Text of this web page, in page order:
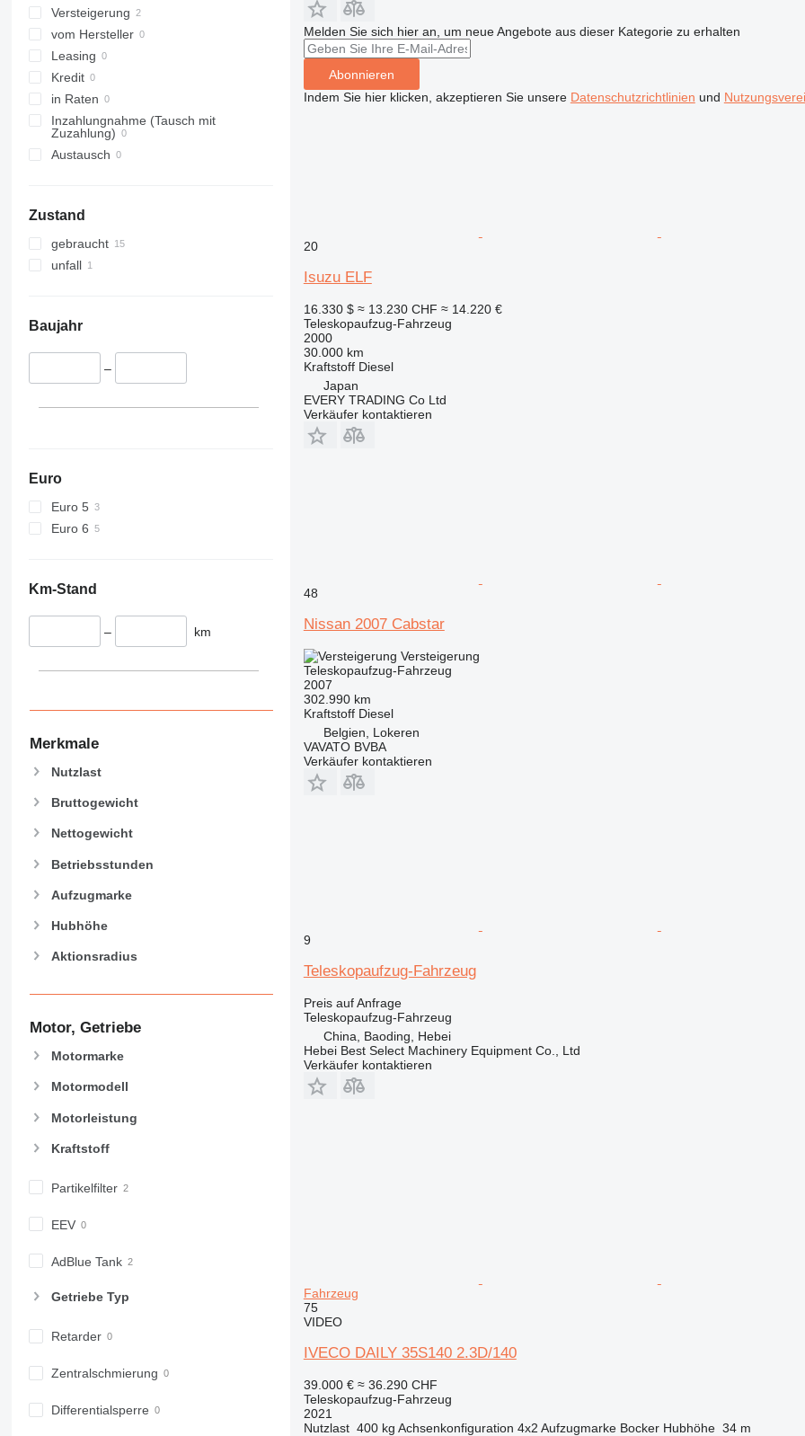
Versteigerung
vom Hersteller
Leasing
Kredit
in Raten
Inzahlungnahme (Tausch mit
Zuzahlung)
Austausch
Zustand
gebraucht
unfall
Baujahr
–
Euro
Euro 5
Euro 6
Km-Stand
– km
Merkmale
Nutzlast
Bruttogewicht
Nettogewicht
Betriebsstunden
Aufzugmarke
Hubhöhe
Aktionsradius
Motor, Getriebe
Motormarke
Motormodell
Motorleistung
Kraftstoff
Partikelfilter
EEV
AdBlue Tank
Getriebe Typ
Retarder
Zentralschmierung
Differentialsperre
Melden Sie sich hier an, um neue Angebote aus dieser Kategorie zu erhalten
Abonnieren
Indem Sie hier klicken, akzeptieren Sie unsere Datenschutzrichtlinien und
20
Isuzu ELF
16.330 $ ≈ 13.230 CHF ≈ 14.220 €
Teleskopaufzug-Fahrzeug
2000
30.000 km
Kraftstoff Diesel
Japan
EVERY TRADING Co Ltd
Verkäufer kontaktieren
48
Nissan 2007 Cabstar
Versteigerung
Teleskopaufzug-Fahrzeug
2007
302.990 km
Kraftstoff Diesel
Belgien, Lokeren
VAVATO BVBA
Verkäufer kontaktieren
9
Teleskopaufzug-Fahrzeug
Preis auf Anfrage
Teleskopaufzug-Fahrzeug
China, Baoding, Hebei
Hebei Best Select Machinery Equipment Co., Ltd
Verkäufer kontaktieren
Fahrzeug
75
VIDEO
IVECO DAILY 35S140 2.3D/140
39.000 € ≈ 36.290 CHF
Teleskopaufzug-Fahrzeug
2021
Nutzlast 400 kg Achsenkonfiguration 4x2 Aufzugmarke Bocker Hubhöhe 34 m